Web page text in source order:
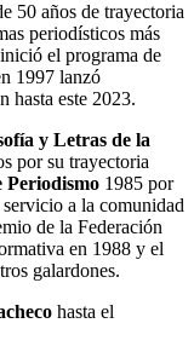
50 años de trayectoria
periodísticos más
el programa de
1997 lanzó
hasta este 2023.
y Letras de la
por su trayectoria
Periodismo 1985 por
a la comunidad
de la Federación
en 1988 y el
galardones.
hasta el